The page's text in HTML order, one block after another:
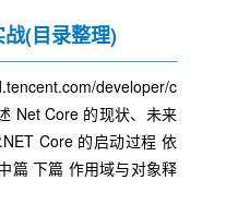
战(目录整理)
developer/c
Net Core 的现状、未来
Core 的启动过程 依
篇 下篇 作用域与对象释